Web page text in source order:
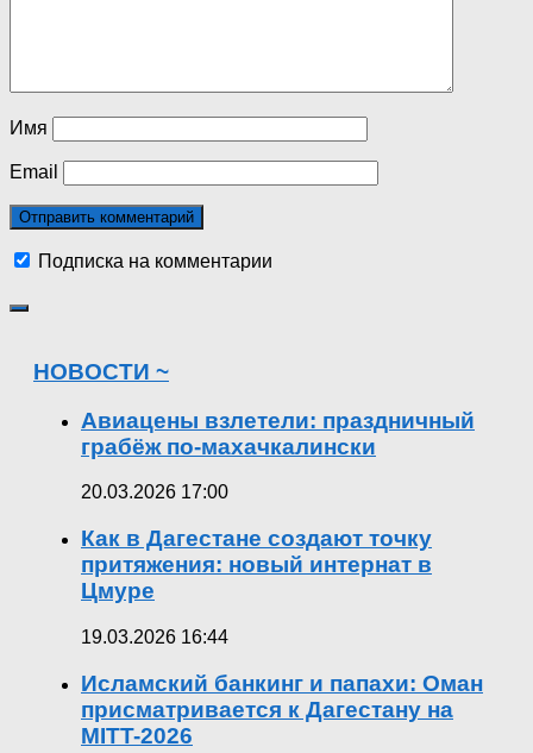
Имя
Email
Подписка на комментарии
НОВОСТИ ~
Авиацены взлетели: праздничный
грабёж по-махачкалински
20.03.2026 17:00
Как в Дагестане создают точку
притяжения: новый интернат в
Цмуре
19.03.2026 16:44
Исламский банкинг и папахи: Оман
присматривается к Дагестану на
MITT-2026